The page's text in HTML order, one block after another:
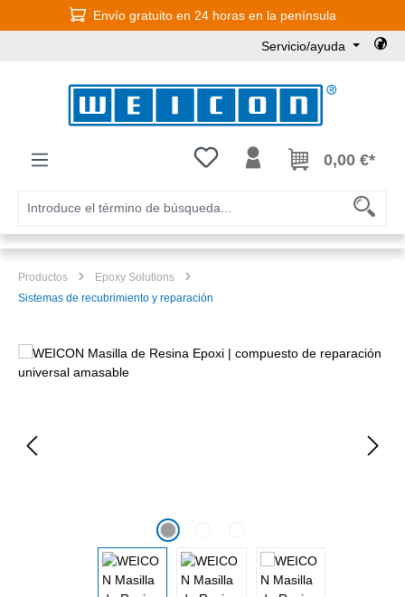
Saltar al contenido principalEnvío gratuito en 24 horas en la península
Servicio/ayuda
Tienes 0 artículos en tu lista de
0,00 €*
Productos
Epoxy Solutions
Sistemas de recubrimiento y reparación
Omitir galería de imágenes